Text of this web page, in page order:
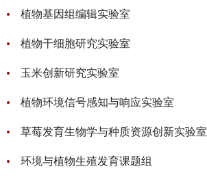
植物基因组编辑实验室
植物干细胞研究实验室
玉米创新研究实验室
植物环境信号感知与响应实验室
草莓发育生物学与种质资源创新实验室
环境与植物生殖发育课题组